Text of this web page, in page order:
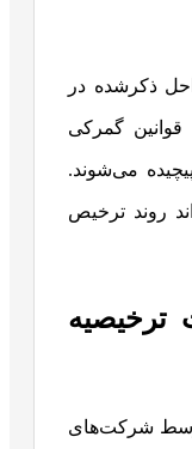
ذکرشده در
گمرکی
می‌شوند.
روند ترخیص
ترخیصیه
شرکت‌های